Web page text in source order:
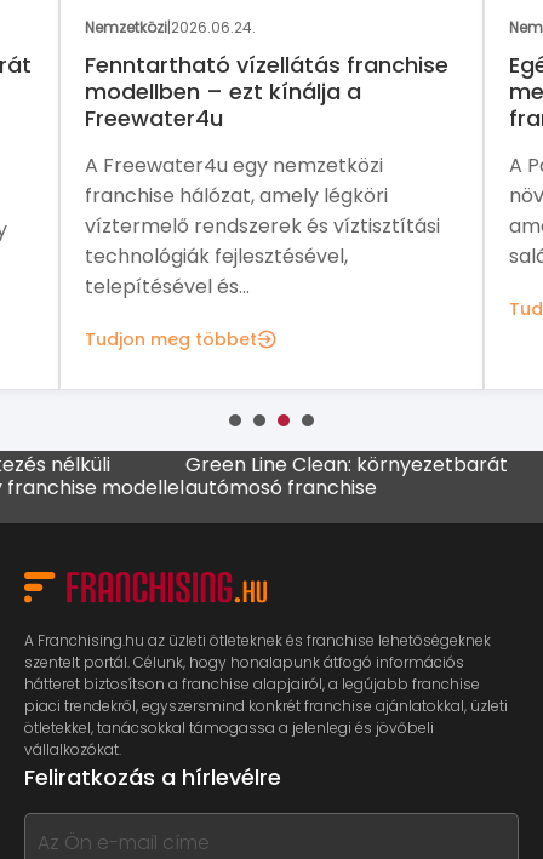
Nemzetközi|2026.06.24.
Fenntartható vízellátás franchise
modellben – ezt kínálja a
Freewater4u
A Freewater4u egy nemzetközi
franchise hálózat, amely légköri
víztermelő rendszerek és víztisztítási
technológiák fejlesztésével,
telepítésével és...
Tudjon meg többet
A
nélküli
modellel
Green Line Clean: környezetbarát
autómosó franchise
A Franchising.hu az üzleti ötleteknek és franchise lehetőségeknek
szentelt portál. Célunk, hogy honalapunk átfogó információs
hátteret biztosítson a franchise alapjairól, a legújabb franchise
piaci trendekről, egyszersmind konkrét franchise ajánlatokkal, üzleti
ötletekkel, tanácsokkal támogassa a jelenlegi és jövőbeli
vállalkozókat.
Feliratkozás a hírlevélre
If